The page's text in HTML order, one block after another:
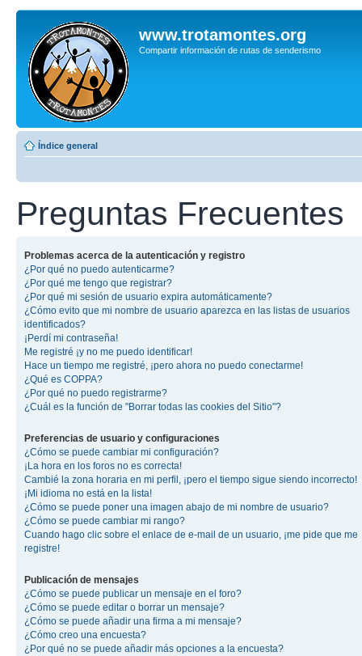
www.trotamontes.org
Compartir información de rutas de senderismo
Índice general
Preguntas Frecuentes
Problemas acerca de la autenticación y registro
¿Por qué no puedo autenticarme?
¿Por qué me tengo que registrar?
¿Por qué mi sesión de usuario expira automáticamente?
¿Cómo evito que mi nombre de usuario aparezca en las listas de usuarios
identificados?
¡Perdí mi contraseña!
Me registré ¡y no me puedo identificar!
Hace un tiempo me registré, ¡pero ahora no puedo conectarme!
¿Qué es COPPA?
¿Por qué no puedo registrarme?
¿Cuál es la función de "Borrar todas las cookies del Sitio"?
Preferencias de usuario y configuraciones
¿Cómo se puede cambiar mi configuración?
¡La hora en los foros no es correcta!
Cambié la zona horaria en mi perfil, ¡pero el tiempo sigue siendo incorrecto!
¡Mi idioma no está en la lista!
¿Cómo se puede poner una imagen abajo de mi nombre de usuario?
¿Cómo se puede cambiar mi rango?
Cuando hago clic sobre el enlace de e-mail de un usuario, ¡me pide que me
registre!
Publicación de mensajes
¿Cómo se puede publicar un mensaje en el foro?
¿Cómo se puede editar o borrar un mensaje?
¿Cómo se puede añadir una firma a mi mensaje?
¿Cómo creo una encuesta?
¿Por qué no se puede añadir más opciones a la encuesta?